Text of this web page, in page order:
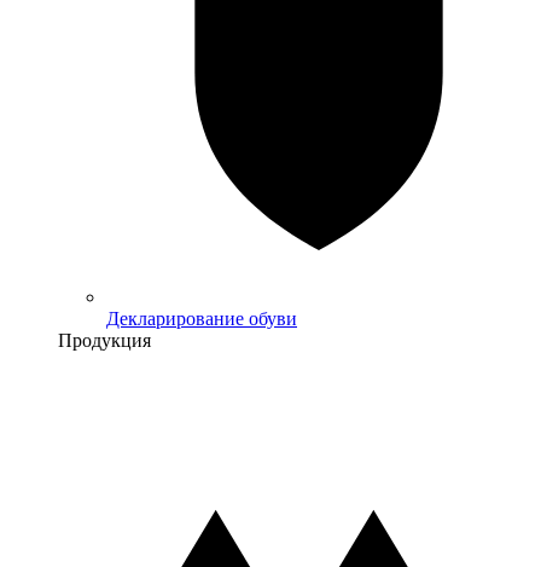
Декларирование обуви
Продукция